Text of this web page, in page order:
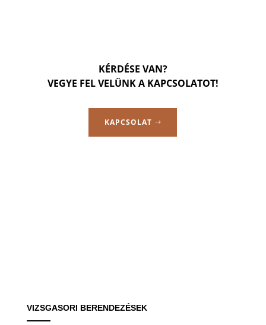
KÉRDÉSE VAN?
VEGYE FEL VELÜNK A KAPCSOLATOT!
KAPCSOLAT
VIZSGASORI BERENDEZÉSEK